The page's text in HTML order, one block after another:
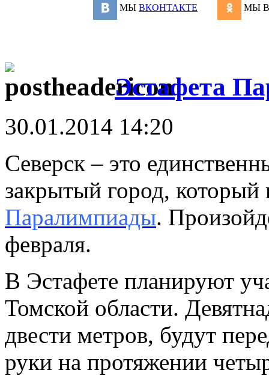
МЫ ВКОНТАКТЕ МЫ
Эстафета
30.01.2014 14:20
Северск – это
закрытый город,
Паралимпиады.
февраля.
В Эстафете планируют
Томской области.
двести метров, будут
руки на протяжении